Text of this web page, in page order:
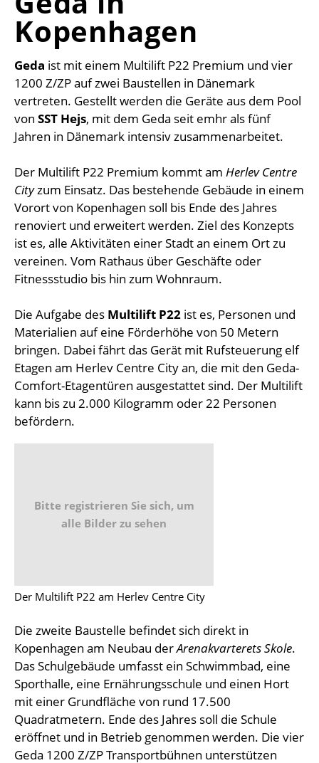
Kopenhagen
Geda ist mit einem Multilift P22 Premium und vier
1200 Z/ZP auf zwei Baustellen in Dänemark
vertreten. Gestellt werden die Geräte aus dem Pool
von SST Hejs, mit dem Geda seit emhr als fünf
Jahren in Dänemark intensiv zusammenarbeitet.
Der Multilift P22 Premium kommt am Herlev Centre
Cityzum Einsatz. Das bestehende Gebäude in einem
Vorort von Kopenhagen soll bis Ende des Jahres
renoviert und erweitert werden. Ziel des Konzepts
ist es, alle Aktivitäten einer Stadt an einem Ort zu
vereinen. Vom Rathaus über Geschäfte oder
Fitnessstudio bis hin zum Wohnraum.
Die Aufgabe des Multilift P22 ist es, Personen und
Materialien auf eine Förderhöhe von 50 Metern
bringen. Dabei fährt das Gerät mit Rufsteuerung elf
Etagen am Herlev Centre City an, die mit den Geda-
Comfort-Etagentüren ausgestattet sind. Der Multilift
kann bis zu 2.000 Kilogramm oder 22 Personen
befördern.
Bitte registrieren Sie sich, um
alle Bilder zu sehen
Der Multilift P22 am Herlev Centre City
Die zweite Baustelle befindet sich direkt in
Kopenhagen am Neubau derArenakvarterets Skole.
Das Schulgebäude umfasst ein Schwimmbad, eine
Sporthalle, eine Ernährungsschule und einen Hort
mit einer Grundfläche von rund 17.500
Quadratmetern. Ende des Jahres soll die Schule
eröffnet und in Betrieb genommen werden. Die vier
Geda 1200 Z/ZP Transportbühnen unterstützen